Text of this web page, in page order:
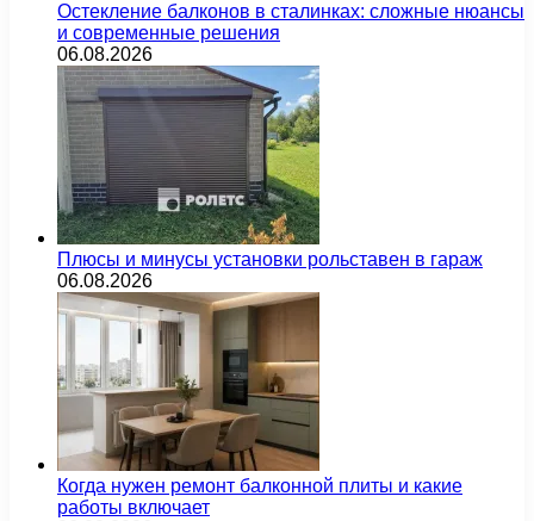
Остекление балконов в сталинках: сложные нюансы
и современные решения
06.08.2026
Плюсы и минусы установки рольставен в гараж
06.08.2026
Когда нужен ремонт балконной плиты и какие
работы включает